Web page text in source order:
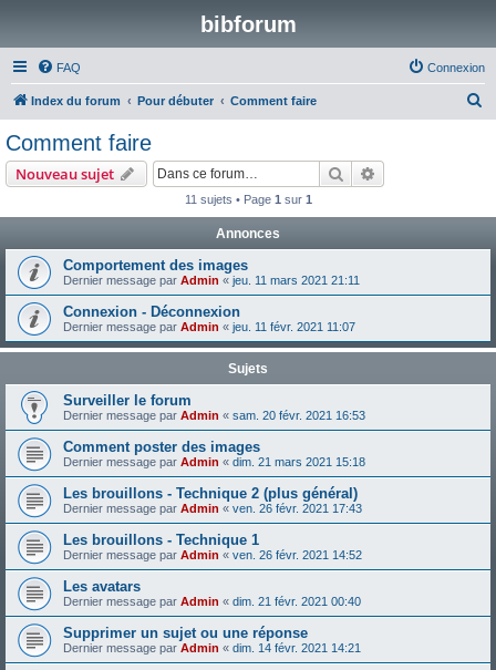
bibforum
FAQ Connexion
Index du forum Pour débuter Comment faire
r
Comment faire
Nouveau sujet Rechercher
11 sujets • Page 1 sur 1
Annonces
Comportement des images
Dernier message par Admin « jeu. 11 mars 2021 21:11
Connexion - Déconnexion
Dernier message par Admin « jeu. 11 févr. 2021 11:07
Sujets
Surveiller le forum
Dernier message par Admin « sam. 20 févr. 2021 16:53
Comment poster des images
Dernier message par Admin « dim. 21 mars 2021 15:18
Les brouillons - Technique 2 (plus général)
Dernier message par Admin « ven. 26 févr. 2021 17:43
Les brouillons - Technique 1
Dernier message par Admin « ven. 26 févr. 2021 14:52
Les avatars
Dernier message par Admin « dim. 21 févr. 2021 00:40
Supprimer un sujet ou une réponse
Dernier message par Admin « dim. 14 févr. 2021 14:21